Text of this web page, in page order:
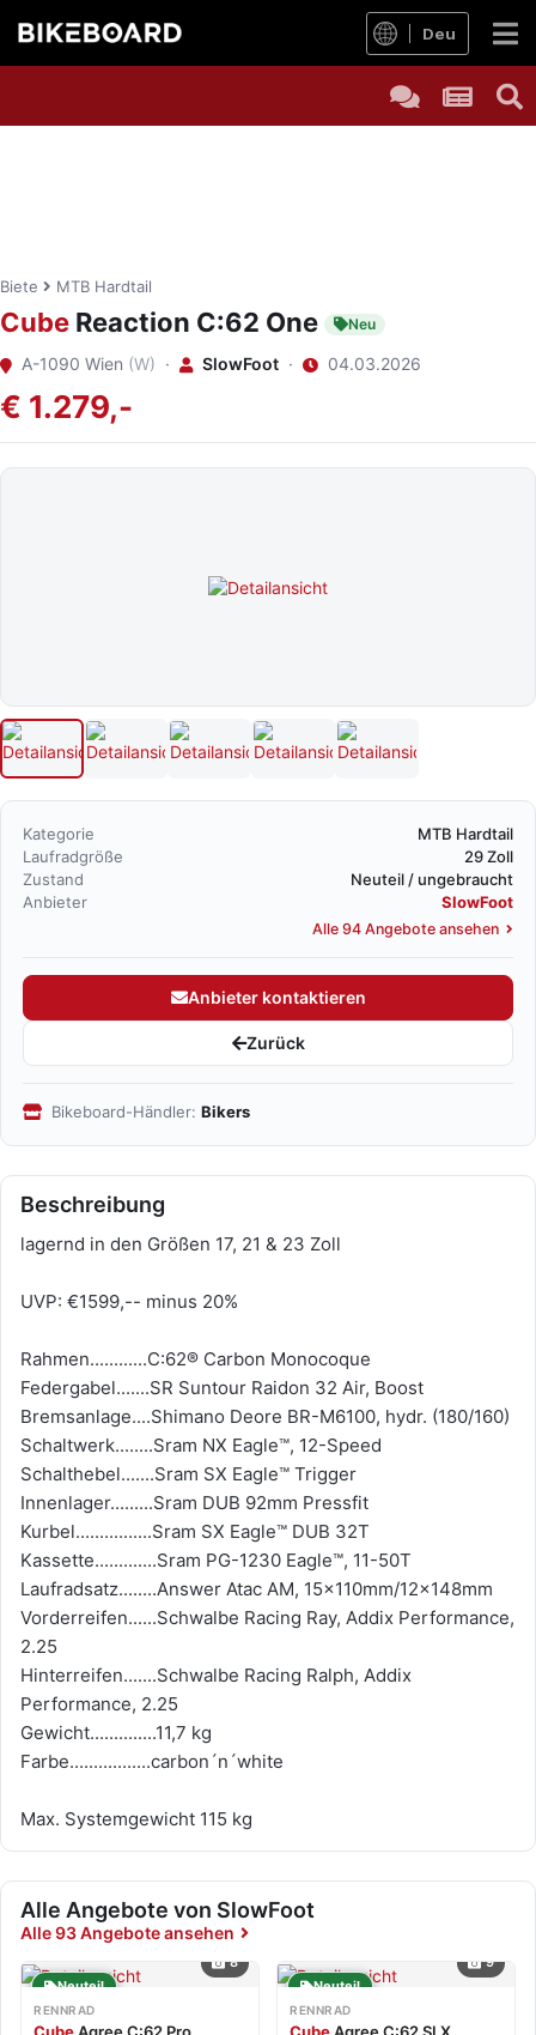
Deu
Biete MTB Hardtail
Cube Reaction C:62 One Neu
A-1090 Wien (W) · SlowFoot · 04.03.2026
€ 1.279,-
Kategorie
MTB Hardtail
Laufradgröße
29 Zoll
Zustand
Neuteil / ungebraucht
Anbieter
SlowFoot
Alle 94 Angebote ansehen
Anbieter kontaktieren
Zurück
Bikeboard-Händler: Bikers
Beschreibung
lagernd in den Größen 17, 21 & 23 Zoll
UVP: €1599,-- minus 20%
Rahmen............C:62® Carbon Monocoque
Federgabel.......SR Suntour Raidon 32 Air, Boost
Bremsanlage....Shimano Deore BR-M6100, hydr. (180/160)
Schaltwerk........Sram NX Eagle™, 12-Speed
Schalthebel.......Sram SX Eagle™ Trigger
Innenlager.........Sram DUB 92mm Pressfit
Kurbel................Sram SX Eagle™ DUB 32T
Kassette.............Sram PG-1230 Eagle™, 11-50T
Laufradsatz........Answer Atac AM, 15x110mm/12x148mm
Vorderreifen......Schwalbe Racing Ray, Addix Performance,
2.25
Hinterreifen.......Schwalbe Racing Ralph, Addix
Performance, 2.25
Gewicht..............11,7 kg
Farbe.................carbon´n´white
Max. Systemgewicht 115 kg
Alle Angebote von SlowFoot
Alle 93 Angebote ansehen
8
Neuteil
RENNRAD
CubeAgree C:62 Pro
9
Neuteil
RENNRAD
CubeAgree C:62 SLX